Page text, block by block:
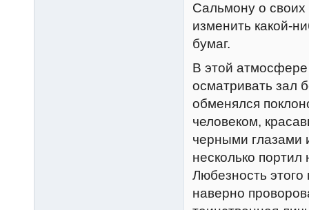
Сальмону о
изменить какой-
бумаг.
В этой
осматривать зал
обменялся
человеком,
черными глазами
несколько
Любезность
наверно